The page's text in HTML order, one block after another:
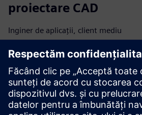
proiectare CAD
Inginer de aplicații, client mediu
Citiți recenzia G2
Platformă flexibilă cu
suplimente